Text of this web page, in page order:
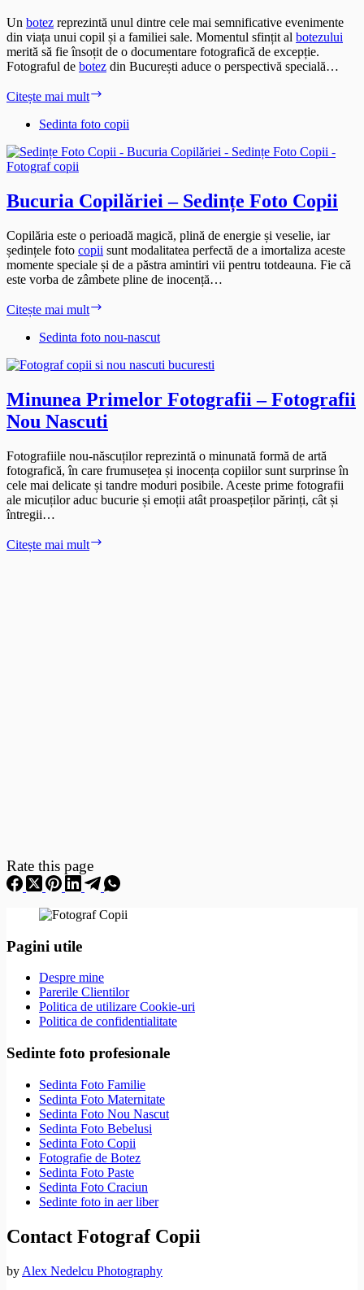
Un botez reprezintă unul dintre cele mai semnificative evenimente
din viața unui copil și a familiei sale. Momentul sfințit al botezului
merită să fie însoțit de o documentare fotografică de excepție.
Fotograful de botez din București aduce o perspectivă specială…
Citește mai mult
București
Îmbrățișând
Unice
Sedinta foto copii
Bucuria Copilăriei – Sedințe Foto Copii
Copilăria este o perioadă magică, plină de energie și veselie, iar
ședințele foto copii sunt modalitatea perfectă de a imortaliza aceste
momente speciale și de a păstra amintiri vii pentru totdeauna. Fie că
este vorba de zâmbete pline de inocență…
Citește mai mult
–
Foto
Sedinta foto nou-nascut
Minunea Primelor Fotografii – Fotografii
Nou Nascuti
Fotografiile nou-născuților reprezintă o minunată formă de artă
fotografică, în care frumusețea și inocența copiilor sunt surprinse în
cele mai delicate și tandre moduri posibile. Aceste prime fotografii
ale micuților aduc bucurie și emoții atât proaspeților părinți, cât și
întregii…
Citește mai mult
Rate this page
Pagini utile
Despre mine
Parerile Clientilor
Politica de utilizare Cookie-uri
Politica de confidentialitate
Sedinte foto profesionale
Sedinta Foto Familie
Sedinta Foto Maternitate
Sedinta Foto Nou Nascut
Sedinta Foto Bebelusi
Sedinta Foto Copii
Fotografie de Botez
Sedinta Foto Paste
Sedinta Foto Craciun
Sedinte foto in aer liber
Contact Fotograf Copii
by Alex Nedelcu Photography